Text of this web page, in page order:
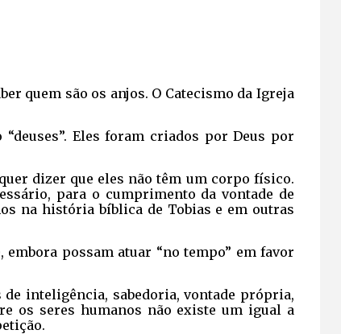
quem são os anjos. O Catecismo da Igreja
Eles foram criados por Deus por
dizer que eles não têm um corpo físico.
para o cumprimento da vontade de
na história bíblica de Tobias e em outras
embora possam atuar “no tempo” em favor
de inteligência, sabedoria, vontade própria,
os seres humanos não existe um igual a